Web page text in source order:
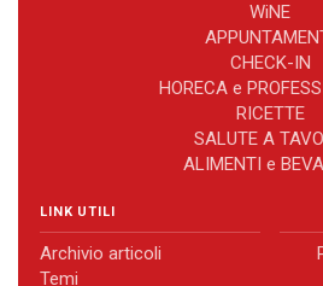
WiNE
CHECK-IN
HORECA e
RICETTE
SALUTE A
ALIMENTI e
LINK UTILI
Archivio articoli
Temi